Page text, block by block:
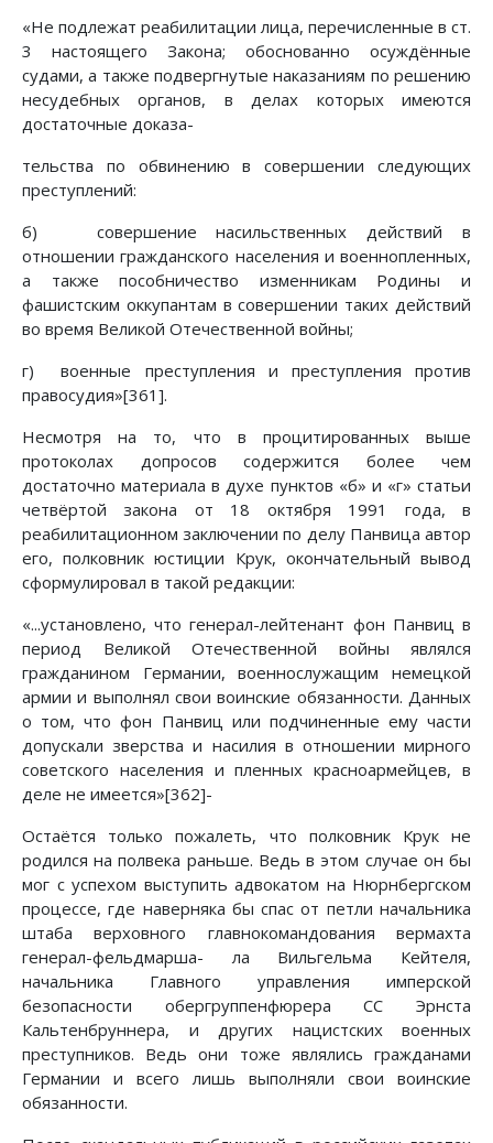
«Не подлежат реабилитации лица, перечисленные в ст.
3 настоящего Закона; обоснованно осуждённые
судами, а также подвергнутые наказаниям по решению
несудебных органов, в делах которых имеются
достаточные доказа-
тельства по обвинению в совершении следующих
преступлений:
б) совершение насильственных действий в
отношении гражданского населения и военнопленных,
а также пособничество изменникам Родины и
фашистским оккупантам в совершении таких действий
во время Великой Отечественной войны;
г) военные преступления и преступления против
правосудия»[361].
Несмотря на то, что в процитированных выше
протоколах допросов содержится более чем
достаточно материала в духе пунктов «б» и «г» статьи
четвёртой закона от 18 октября 1991 года, в
реабилитационном заключении по делу Панвица автор
его, полковник юстиции Крук, окончательный вывод
сформулировал в такой редакции:
«...установлено, что генерал-лейтенант фон Панвиц в
период Великой Отечественной войны являлся
гражданином Германии, военнослужащим немецкой
армии и выполнял свои воинские обязанности. Данных
о том, что фон Панвиц или подчиненные ему части
допускали зверства и насилия в отношении мирного
советского населения и пленных красноармейцев, в
деле не имеется»[362]-
Остаётся только пожалеть, что полковник Крук не
родился на полвека раньше. Ведь в этом случае он бы
мог с успехом выступить адвокатом на Нюрнбергском
процессе, где наверняка бы спас от петли начальника
штаба верховного главнокомандования вермахта
генерал-фельдмарша- ла Вильгельма Кейтеля,
начальника Главного управления имперской
безопасности обергруппенфюрера СС Эрнста
Кальтенбруннера, и других нацистских военных
преступников. Ведь они тоже являлись гражданами
Германии и всего лишь выполняли свои воинские
обязанности.